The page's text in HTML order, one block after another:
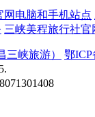
电脑和手机站点
三峡美程旅行社
三峡旅游） 鄂ICP